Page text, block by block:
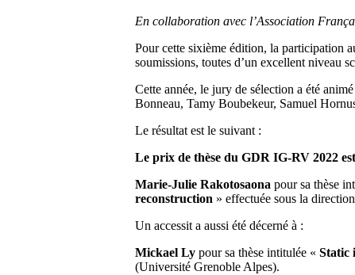
En collaboration avec l’Association
Pour cette sixième édition, la participation
soumissions, toutes d’un excellent niveau
Cette année, le jury de sélection a été
Bonneau, Tamy Boubekeur, Samuel
Le résultat est le suivant :
Le prix de thèse du GDR IG-RV 2022
Marie-Julie Rakotosaona pour sa thèse
reconstruction » effectuée sous la
Un accessit a aussi été décerné à :
Mickael Ly pour sa thèse intitulée « Static
(Université Grenoble Alpes).